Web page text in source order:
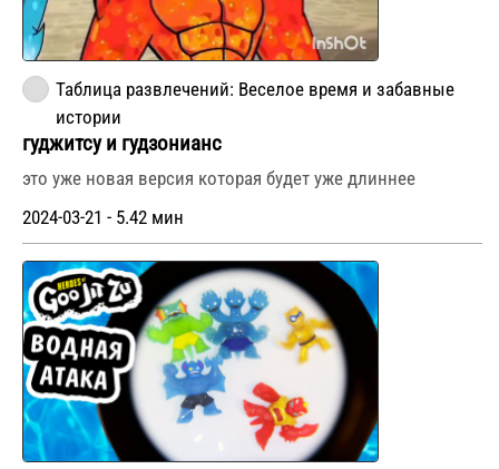
Таблица развлечений: Веселое время и забавные
истории
гуджитсу и гудзонианс
это уже новая версия которая будет уже длиннее
2024-03-21 - 5.42 мин